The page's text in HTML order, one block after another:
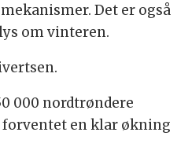
Det er også
om vinteren.
000 nordtrøndere
forventet en klar økning